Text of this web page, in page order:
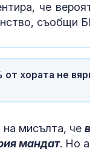
че
съобщи
хората не
мисълта, че
мандат. Но